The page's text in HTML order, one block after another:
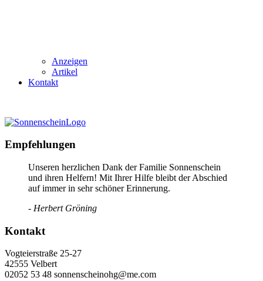
Anzeigen
Artikel
Kontakt
Empfehlungen
Unseren herzlichen Dank der Familie Sonnenschein
und ihren Helfern! Mit Ihrer Hilfe bleibt der Abschied
auf immer in sehr schöner Erinnerung.
- Herbert Gröning
Kontakt
Vogteierstraße 25-27
42555 Velbert
02052 53 48 sonnenscheinohg@me.com